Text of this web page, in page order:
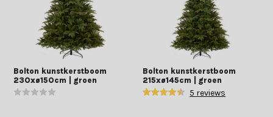
Bolton kunstkerstboom
230xø150cm | groen
Bolton kunstkerstboom
215xø145cm | groen
5 reviews